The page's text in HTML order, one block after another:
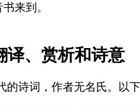
来到。
译、赏析和诗意
的诗词，作者无名氏。以